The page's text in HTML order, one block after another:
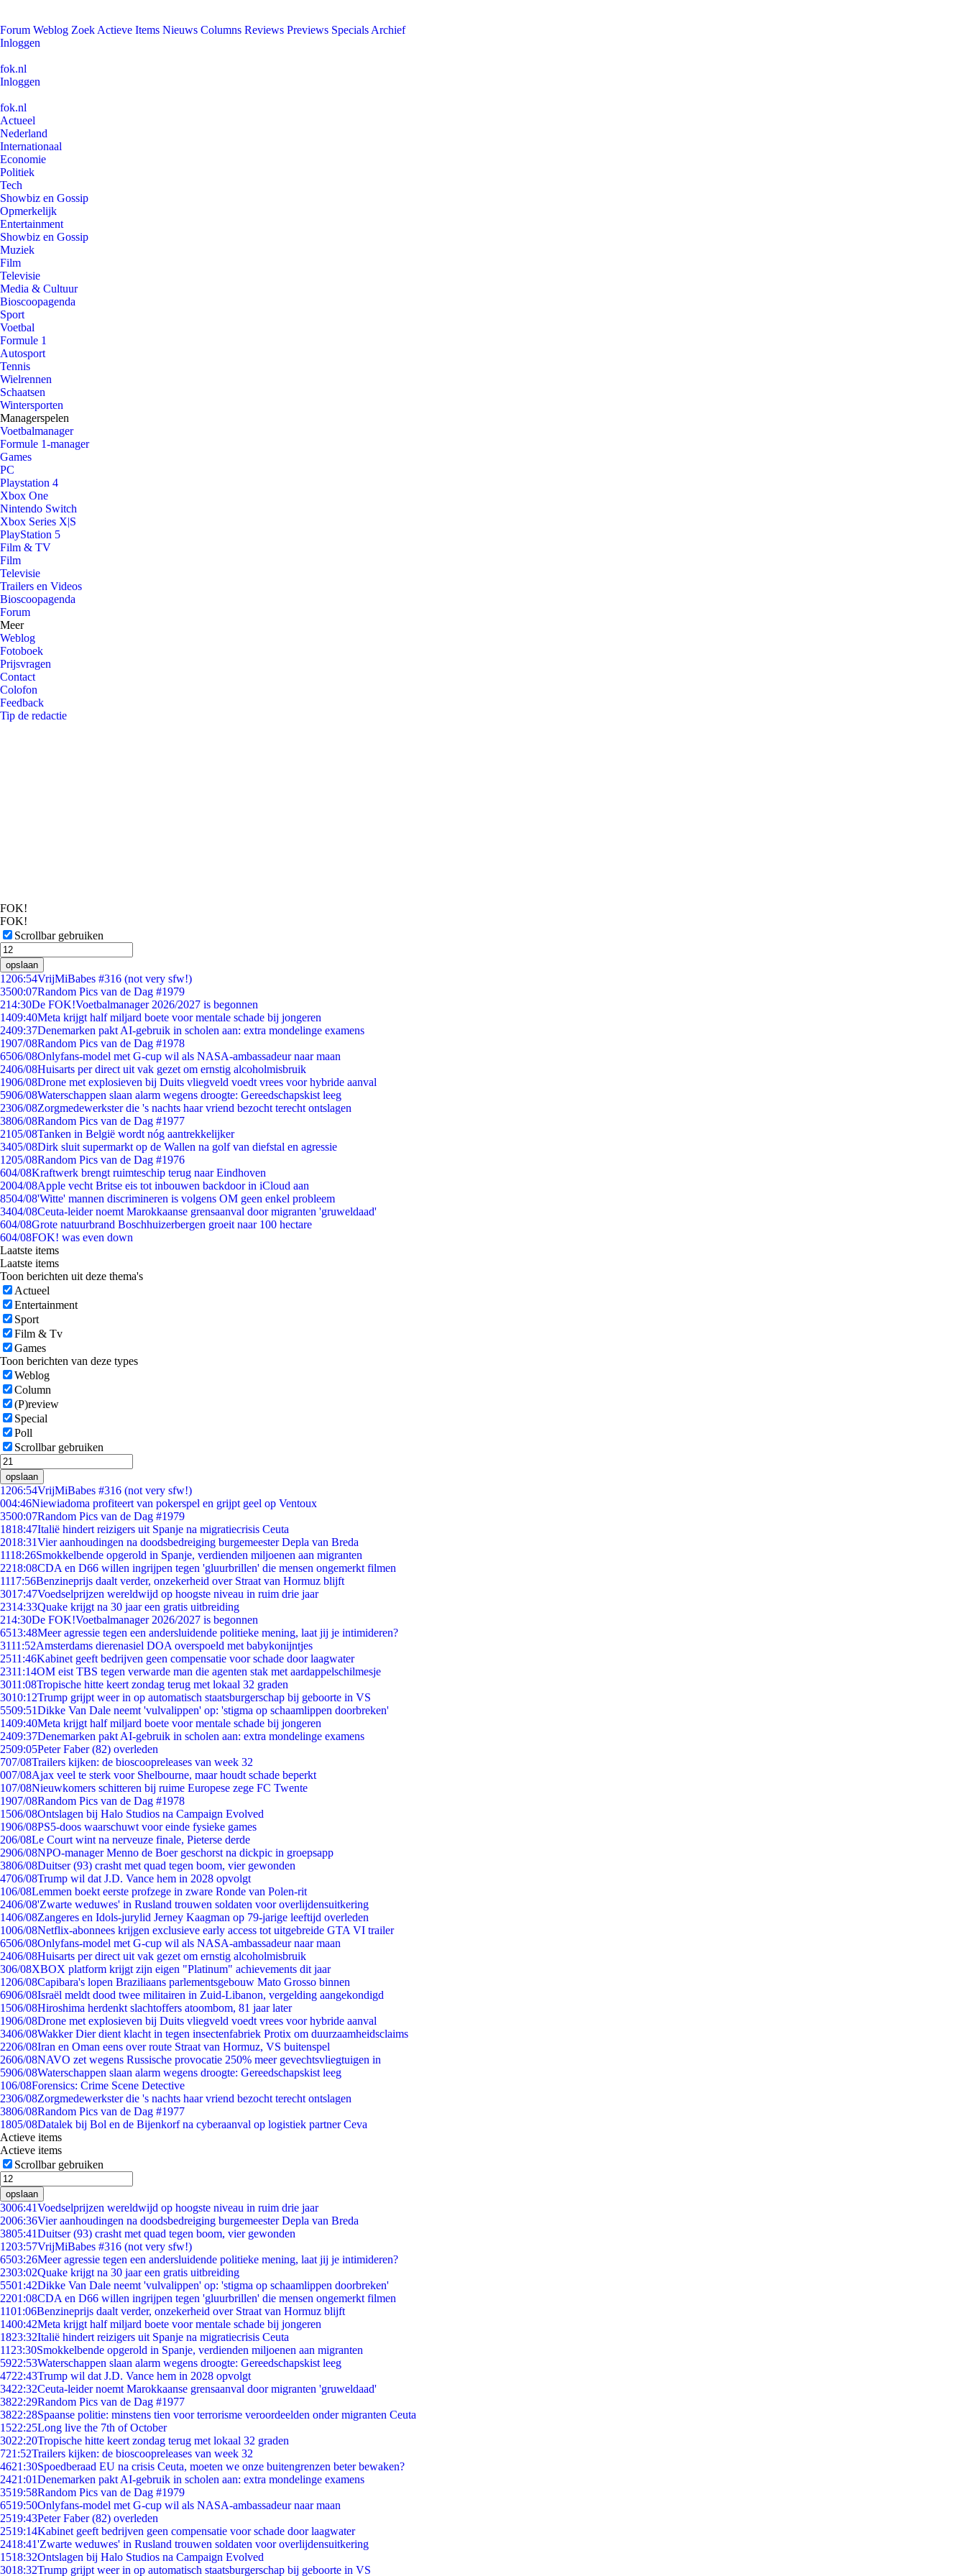
Forum Weblog Zoek Actieve Items Nieuws Columns Reviews Previews Specials Archief
Inloggen
fok.nl
Inloggen
fok.nl
Actueel
Nederland
Internationaal
Economie
Politiek
Tech
Showbiz en Gossip
Opmerkelijk
Entertainment
Showbiz en Gossip
Muziek
Film
Televisie
Media & Cultuur
Bioscoopagenda
Sport
Voetbal
Formule 1
Autosport
Tennis
Wielrennen
Schaatsen
Wintersporten
Managerspelen
Voetbalmanager
Formule 1-manager
Games
PC
Playstation 4
Xbox One
Nintendo Switch
Xbox Series X|S
PlayStation 5
Film & TV
Film
Televisie
Trailers en Videos
Bioscoopagenda
Forum
Meer
Weblog
Fotoboek
Prijsvragen
Contact
Colofon
Feedback
Tip de redactie
FOK!
FOK!
Scrollbar gebruiken
opslaan
1206:54VrijMiBabes #316 (not very sfw!)
3500:07Random Pics van de Dag #1979
214:30De FOK!Voetbalmanager 2026/2027 is begonnen
1409:40Meta krijgt half miljard boete voor mentale schade bij jongeren
2409:37Denemarken pakt AI-gebruik in scholen aan: extra mondelinge examens
1907/08Random Pics van de Dag #1978
6506/08Onlyfans-model met G-cup wil als NASA-ambassadeur naar maan
2406/08Huisarts per direct uit vak gezet om ernstig alcoholmisbruik
1906/08Drone met explosieven bij Duits vliegveld voedt vrees voor hybride aanval
5906/08Waterschappen slaan alarm wegens droogte: Gereedschapskist leeg
2306/08Zorgmedewerkster die 's nachts haar vriend bezocht terecht ontslagen
3806/08Random Pics van de Dag #1977
2105/08Tanken in België wordt nóg aantrekkelijker
3405/08Dirk sluit supermarkt op de Wallen na golf van diefstal en agressie
1205/08Random Pics van de Dag #1976
604/08Kraftwerk brengt ruimteschip terug naar Eindhoven
2004/08Apple vecht Britse eis tot inbouwen backdoor in iCloud aan
8504/08'Witte' mannen discrimineren is volgens OM geen enkel probleem
3404/08Ceuta-leider noemt Marokkaanse grensaanval door migranten 'gruweldaad'
604/08Grote natuurbrand Boschhuizerbergen groeit naar 100 hectare
604/08FOK! was even down
Laatste items
Laatste items
Toon berichten uit deze thema's
Actueel
Entertainment
Sport
Film & Tv
Games
Toon berichten van deze types
Weblog
Column
(P)review
Special
Poll
Scrollbar gebruiken
opslaan
1206:54VrijMiBabes #316 (not very sfw!)
004:46Niewiadoma profiteert van pokerspel en grijpt geel op Ventoux
3500:07Random Pics van de Dag #1979
1818:47Italië hindert reizigers uit Spanje na migratiecrisis Ceuta
2018:31Vier aanhoudingen na doodsbedreiging burgemeester Depla van Breda
1118:26Smokkelbende opgerold in Spanje, verdienden miljoenen aan migranten
2218:08CDA en D66 willen ingrijpen tegen 'gluurbrillen' die mensen ongemerkt filmen
1117:56Benzineprijs daalt verder, onzekerheid over Straat van Hormuz blijft
3017:47Voedselprijzen wereldwijd op hoogste niveau in ruim drie jaar
2314:33Quake krijgt na 30 jaar een gratis uitbreiding
214:30De FOK!Voetbalmanager 2026/2027 is begonnen
6513:48Meer agressie tegen een andersluidende politieke mening, laat jij je intimideren?
3111:52Amsterdams dierenasiel DOA overspoeld met babykonijntjes
2511:46Kabinet geeft bedrijven geen compensatie voor schade door laagwater
2311:14OM eist TBS tegen verwarde man die agenten stak met aardappelschilmesje
3011:08Tropische hitte keert zondag terug met lokaal 32 graden
3010:12Trump grijpt weer in op automatisch staatsburgerschap bij geboorte in VS
5509:51Dikke Van Dale neemt 'vulvalippen' op: 'stigma op schaamlippen doorbreken'
1409:40Meta krijgt half miljard boete voor mentale schade bij jongeren
2409:37Denemarken pakt AI-gebruik in scholen aan: extra mondelinge examens
2509:05Peter Faber (82) overleden
707/08Trailers kijken: de bioscoopreleases van week 32
007/08Ajax veel te sterk voor Shelbourne, maar houdt schade beperkt
107/08Nieuwkomers schitteren bij ruime Europese zege FC Twente
1907/08Random Pics van de Dag #1978
1506/08Ontslagen bij Halo Studios na Campaign Evolved
1906/08PS5-doos waarschuwt voor einde fysieke games
206/08Le Court wint na nerveuze finale, Pieterse derde
2906/08NPO-manager Menno de Boer geschorst na dickpic in groepsapp
3806/08Duitser (93) crasht met quad tegen boom, vier gewonden
4706/08Trump wil dat J.D. Vance hem in 2028 opvolgt
106/08Lemmen boekt eerste profzege in zware Ronde van Polen-rit
2406/08'Zwarte weduwes' in Rusland trouwen soldaten voor overlijdensuitkering
1406/08Zangeres en Idols-jurylid Jerney Kaagman op 79-jarige leeftijd overleden
1006/08Netflix-abonnees krijgen exclusieve early access tot uitgebreide GTA VI trailer
6506/08Onlyfans-model met G-cup wil als NASA-ambassadeur naar maan
2406/08Huisarts per direct uit vak gezet om ernstig alcoholmisbruik
306/08XBOX platform krijgt zijn eigen "Platinum" achievements dit jaar
1206/08Capibara's lopen Braziliaans parlementsgebouw Mato Grosso binnen
6906/08Israël meldt dood twee militairen in Zuid-Libanon, vergelding aangekondigd
1506/08Hiroshima herdenkt slachtoffers atoombom, 81 jaar later
1906/08Drone met explosieven bij Duits vliegveld voedt vrees voor hybride aanval
3406/08Wakker Dier dient klacht in tegen insectenfabriek Protix om duurzaamheidsclaims
2206/08Iran en Oman eens over route Straat van Hormuz, VS buitenspel
2606/08NAVO zet wegens Russische provocatie 250% meer gevechtsvliegtuigen in
5906/08Waterschappen slaan alarm wegens droogte: Gereedschapskist leeg
106/08Forensics: Crime Scene Detective
2306/08Zorgmedewerkster die 's nachts haar vriend bezocht terecht ontslagen
3806/08Random Pics van de Dag #1977
1805/08Datalek bij Bol en de Bijenkorf na cyberaanval op logistiek partner Ceva
Actieve items
Actieve items
Scrollbar gebruiken
opslaan
3006:41Voedselprijzen wereldwijd op hoogste niveau in ruim drie jaar
2006:36Vier aanhoudingen na doodsbedreiging burgemeester Depla van Breda
3805:41Duitser (93) crasht met quad tegen boom, vier gewonden
1203:57VrijMiBabes #316 (not very sfw!)
6503:26Meer agressie tegen een andersluidende politieke mening, laat jij je intimideren?
2303:02Quake krijgt na 30 jaar een gratis uitbreiding
5501:42Dikke Van Dale neemt 'vulvalippen' op: 'stigma op schaamlippen doorbreken'
2201:08CDA en D66 willen ingrijpen tegen 'gluurbrillen' die mensen ongemerkt filmen
1101:06Benzineprijs daalt verder, onzekerheid over Straat van Hormuz blijft
1400:42Meta krijgt half miljard boete voor mentale schade bij jongeren
1823:32Italië hindert reizigers uit Spanje na migratiecrisis Ceuta
11 23:30Smokkelbende opgerold in Spanje, verdienden miljoenen aan migranten
5922:53Waterschappen slaan alarm wegens droogte: Gereedschapskist leeg
4722:43Trump wil dat J.D. Vance hem in 2028 opvolgt
3422:32Ceuta-leider noemt Marokkaanse grensaanval door migranten 'gruweldaad'
3822:29Random Pics van de Dag #1977
3822:28Spaanse politie: minstens tien voor terrorisme veroordeelden onder migranten Ceuta
1522:25Long live the 7th of October
3022:20Tropische hitte keert zondag terug met lokaal 32 graden
721:52Trailers kijken: de bioscoopreleases van week 32
4621:30Spoedberaad EU na crisis Ceuta, moeten we onze buitengrenzen beter bewaken?
2421:01Denemarken pakt AI-gebruik in scholen aan: extra mondelinge examens
3519:58Random Pics van de Dag #1979
6519:50Onlyfans-model met G-cup wil als NASA-ambassadeur naar maan
2519:43Peter Faber (82) overleden
2519:14Kabinet geeft bedrijven geen compensatie voor schade door laagwater
2418:41'Zwarte weduwes' in Rusland trouwen soldaten voor overlijdensuitkering
1518:32Ontslagen bij Halo Studios na Campaign Evolved
3018:32Trump grijpt weer in op automatisch staatsburgerschap bij geboorte in VS